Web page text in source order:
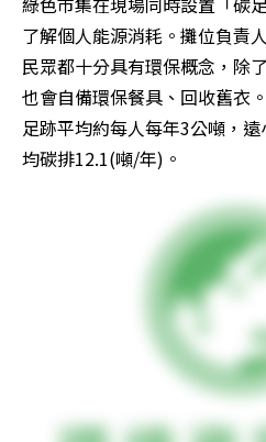
了解個人能源消耗。攤位負責
民眾都十分具有環保概念，除
也會自備環保餐具、回收舊衣
足跡平均約每人每年3公噸，
均碳排12.1(噸/年)。